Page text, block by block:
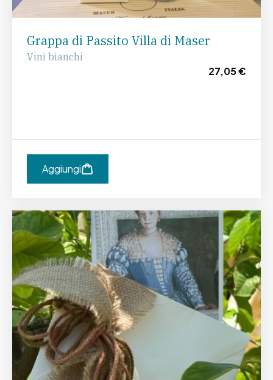
Grappa di Passito Villa di Maser
Vini bianchi
27,05 €
Aggiungi